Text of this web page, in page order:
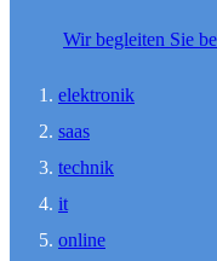
Wir begleiten Sie
elektronik
saas
technik
it
online